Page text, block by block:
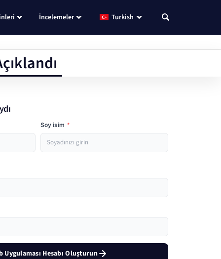
İncelemeler Turkish
Soy isim *
Uygulaması Hesabı Oluşturun